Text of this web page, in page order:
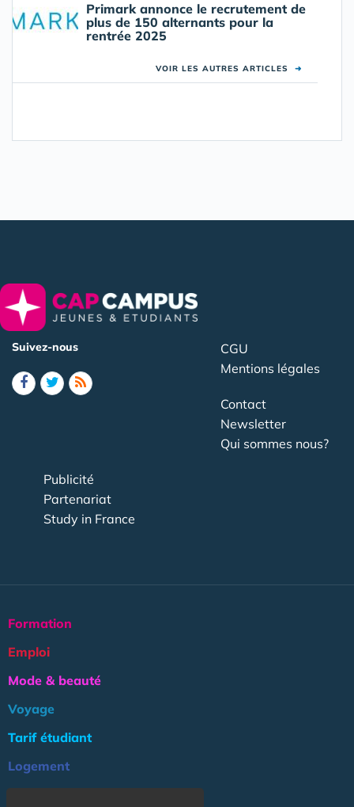
Primark annonce le recrutement de
plus de 150 alternants pour la
rentrée 2025
VOIR LES AUTRES ARTICLES ➜
Suivez-nous
CGU
Mentions légales
Contact
Newsletter
Qui sommes nous?
Publicité
Partenariat
Study in France
Formation
Emploi
Mode & beauté
Voyage
Tarif étudiant
Logement